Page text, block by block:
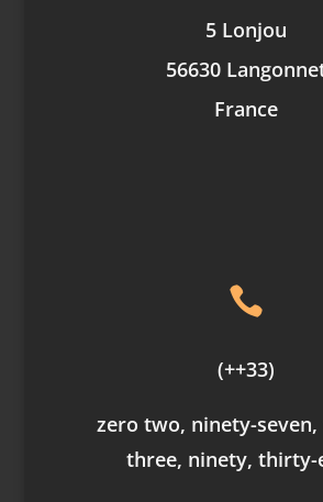
5 Lonjou
56630
France

(++33)
zero two, ninety-
three, ninety, thirty-